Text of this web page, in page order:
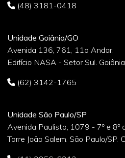
(48) 3181-0418
Unidade Goiânia/GO
Avenida 136, 761, 11o Andar.
Edifício NASA - Setor Sul.
(62) 3142-1765
Unidade São Paulo/SP
Avenida Paulista, 1079 - 7º e 8º
Torre João Salem. São Paulo/